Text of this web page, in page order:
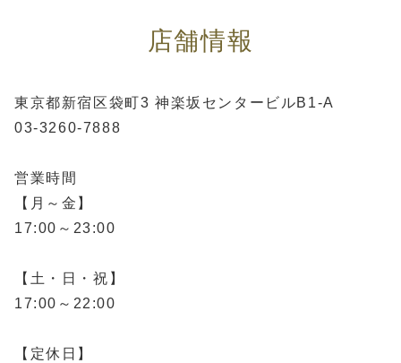
店舗情報
東京都新宿区袋町3 神楽坂センタービルB1-A
03-3260-7888
営業時間
【月～金】
17:00～23:00
【土・日・祝】
17:00～22:00
【定休日】